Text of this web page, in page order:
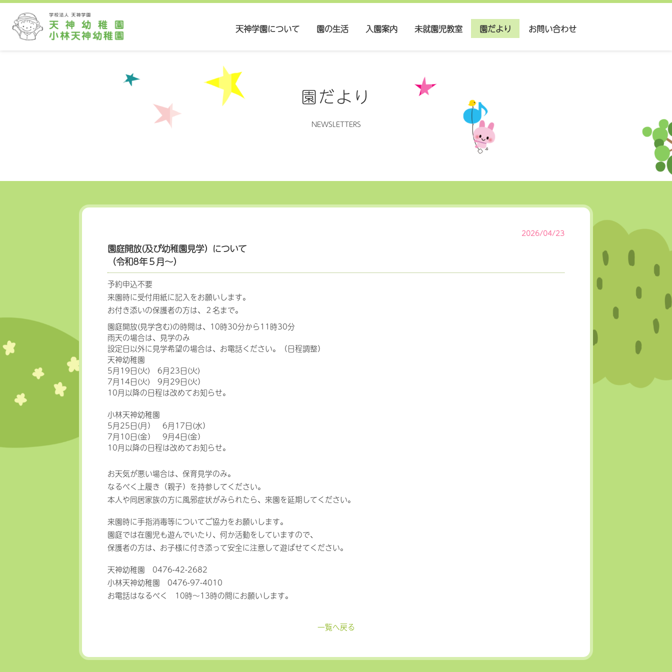
天神学園について 園の生活 入園案内 未就園児教室 園だより お問い合わせ
園だより
NEWSLETTERS
2026/04/23
園庭開放(及び幼稚園見学）について
（令和8年５月～）
予約申込不要
来園時に受付用紙に記入をお願いします。
お付き添いの保護者の方は、２名まで。
園庭開放(見学含む)の時間は、10時30分から11時30分
雨天の場合は、見学のみ
設定日以外に見学希望の場合は、お電話ください。（日程調整）
天神幼稚園
5月19日(火) 6月23日(火)
7月14日(火) 9月29日(火）
10月以降の日程は改めてお知らせ。
小林天神幼稚園
5月25日(月） 6月17日(水）
7月10日(金） 9月4日(金）
10月以降の日程は改めてお知らせ。
お天気が悪い場合は、保育見学のみ。
なるべく上履き（親子）を持参してください。
本人や同居家族の方に風邪症状がみられたら、来園を延期してください。
来園時に手指消毒等についてご協力をお願いします。
園庭では在園児も遊んでいたり、何か活動をしていますので、
保護者の方は、お子様に付き添って安全に注意して遊ばせてください。
天神幼稚園 0476-42-2682
小林天神幼稚園 0476-97-4010
お電話はなるべく 10時～13時の間にお願いします。
一覧へ戻る